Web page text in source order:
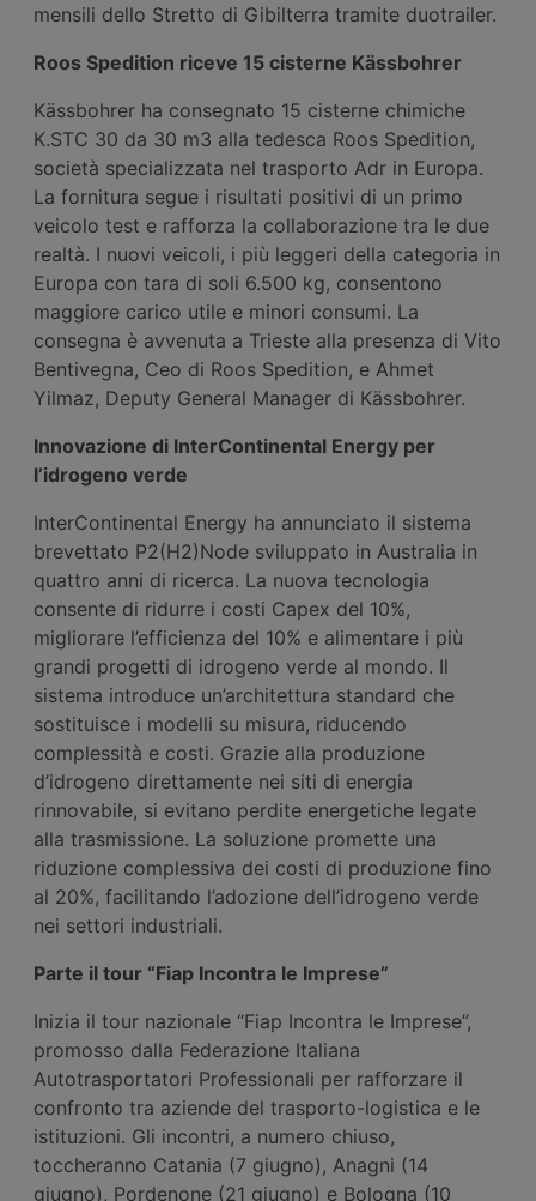
mensili dello Stretto di Gibilterra tramite duotrailer.
Roos Spedition riceve 15 cisterne Kässbohrer
Kässbohrer ha consegnato 15 cisterne chimiche
K.STC 30 da 30 m3 alla tedesca Roos Spedition,
società specializzata nel trasporto Adr in Europa.
La fornitura segue i risultati positivi di un primo
veicolo test e rafforza la collaborazione tra le due
realtà. I nuovi veicoli, i più leggeri della categoria in
Europa con tara di soli 6.500 kg, consentono
maggiore carico utile e minori consumi. La
consegna è avvenuta a Trieste alla presenza di Vito
Bentivegna, Ceo di Roos Spedition, e Ahmet
Yilmaz, Deputy General Manager di Kässbohrer.
Innovazione di InterContinental Energy per
l’idrogeno verde
InterContinental Energy ha annunciato il sistema
brevettato P2(H2)Node sviluppato in Australia in
quattro anni di ricerca. La nuova tecnologia
consente di ridurre i costi Capex del 10%,
migliorare l’efficienza del 10% e alimentare i più
grandi progetti di idrogeno verde al mondo. Il
sistema introduce un’architettura standard che
sostituisce i modelli su misura, riducendo
complessità e costi. Grazie alla produzione
d’idrogeno direttamente nei siti di energia
rinnovabile, si evitano perdite energetiche legate
alla trasmissione. La soluzione promette una
riduzione complessiva dei costi di produzione fino
al 20%, facilitando l’adozione dell’idrogeno verde
nei settori industriali.
Parte il tour “Fiap Incontra le Imprese”
Inizia il tour nazionale “Fiap Incontra le Imprese”,
promosso dalla Federazione Italiana
Autotrasportatori Professionali per rafforzare il
confronto tra aziende del trasporto-logistica e le
istituzioni. Gli incontri, a numero chiuso,
toccheranno Catania (7 giugno), Anagni (14
giugno), Pordenone (21 giugno) e Bologna (10